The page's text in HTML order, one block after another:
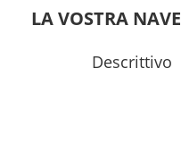
LA VOSTRA NAVE
Descrittivo